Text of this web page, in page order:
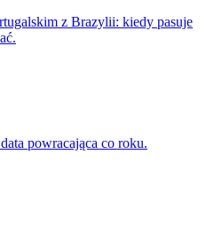
z Brazylii: kiedy pasuje
powracająca co roku.